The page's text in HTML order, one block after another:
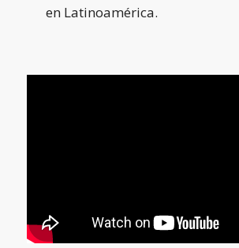
en Latinoamérica.